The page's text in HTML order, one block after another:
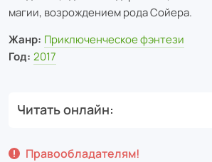
магии, возрождением рода Сойера.
Жанр: Приключенческое фэнтези
Год: 2017
Читать онлайн
Правообладателям!